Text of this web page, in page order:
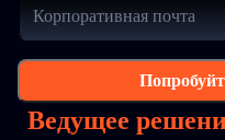
Ведущее